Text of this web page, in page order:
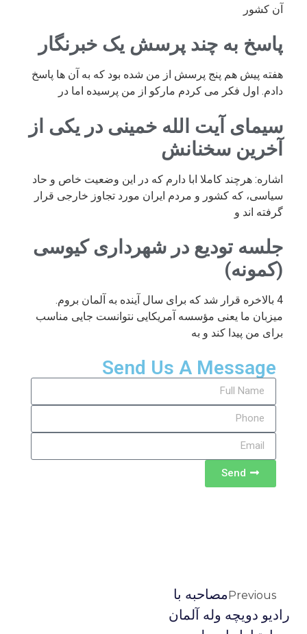
آن کشور
پاسخ به چند پرسش یک خبرنگار
هفته پیش هم پنج پرسش از من شده بود که به آن ها پاسخ
دادم. اول فکر می کردم مارکو از من پرسیده اما در
سیمای آیت الله خمینی در یکی از
آخرین سخنانش
اشاره: هرچند کاملا ابا دارم که در این وضعیت خاص و حاد
سیاسی، که کشور و مردم ایران مورد تجاوز خارجی قرار
گرفته اند و
جلسه تودیع در شهرداری کیوسی
(کمونه)
4 بالاخره قرار شد که برای سال آینده به آلمان بروم.
میزبان ما یعنی مؤسسه آمریکایی نتوانست جایی مناسب
برای من پیدا کند و به
Send Us A Message
Send
Previousمصاحبه با
راديو دويچه وله آلمان